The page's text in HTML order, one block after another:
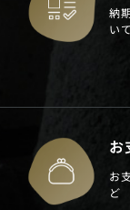
納
い
お
お
ど